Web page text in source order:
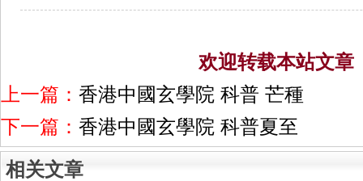
欢迎转载本站文章
上一篇： 香港中國玄學院 科普 芒種
下一篇： 香港中國玄學院 科普夏至
相关文章